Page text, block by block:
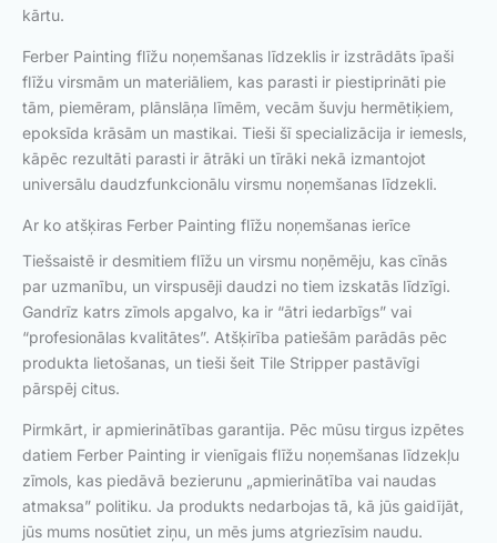
kārtu.
Ferber Painting flīžu noņemšanas līdzeklis ir izstrādāts īpaši
flīžu virsmām un materiāliem, kas parasti ir piestiprināti pie
tām, piemēram, plānslāņa līmēm, vecām šuvju hermētiķiem,
epoksīda krāsām un mastikai. Tieši šī specializācija ir iemesls,
kāpēc rezultāti parasti ir ātrāki un tīrāki nekā izmantojot
universālu daudzfunkcionālu virsmu noņemšanas līdzekli.
Ar ko atšķiras Ferber Painting flīžu noņemšanas ierīce
Tiešsaistē ir desmitiem flīžu un virsmu noņēmēju, kas cīnās
par uzmanību, un virspusēji daudzi no tiem izskatās līdzīgi.
Gandrīz katrs zīmols apgalvo, ka ir “ātri iedarbīgs” vai
“profesionālas kvalitātes”. Atšķirība patiešām parādās pēc
produkta lietošanas, un tieši šeit Tile Stripper pastāvīgi
pārspēj citus.
Pirmkārt, ir apmierinātības garantija. Pēc mūsu tirgus izpētes
datiem Ferber Painting ir vienīgais flīžu noņemšanas līdzekļu
zīmols, kas piedāvā bezierunu „apmierinātība vai naudas
atmaksa” politiku. Ja produkts nedarbojas tā, kā jūs gaidījāt,
jūs mums nosūtiet ziņu, un mēs jums atgriezīsim naudu.